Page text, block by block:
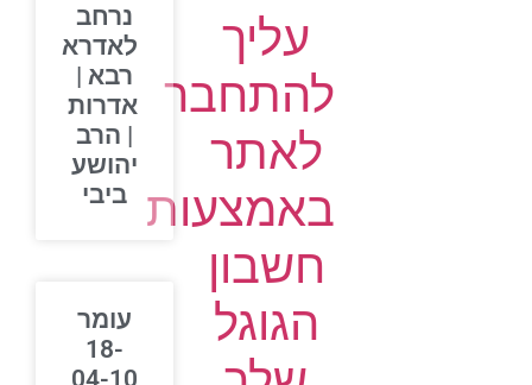
עליך
להתחבר
לאתר
באמצעות
חשבון
הגוגל
נרחב
לאדרא
רבא |
אדרות
| הרב
יהושע
ביבי
עומר
18-
04-10